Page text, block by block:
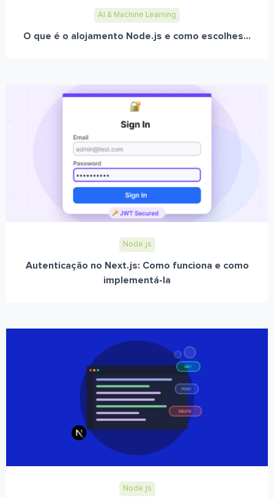
AI & Machine Learning
O que é o alojamento Node.js e como escolhes...
Node.js
Autenticação no Next.js: Como funciona e como
implementá-la
Node.js